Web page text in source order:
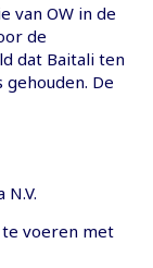
van OW in de
de
dat Baitali ten
De
voeren met